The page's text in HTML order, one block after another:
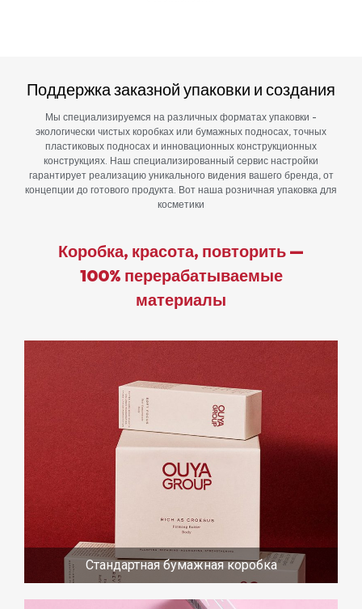
Поддержка заказной упаковки и создания
Мы специализируемся на различных форматах упаковки -
экологически чистых коробках или бумажных подносах, точных
пластиковых подносах и инновационных конструкционных
конструкциях. Наш специализированный сервис настройки
гарантирует реализацию уникального видения вашего бренда, от
концепции до готового продукта. Вот наша розничная упаковка для
косметики
Коробка, красота, повторить —
100% перерабатываемые
материалы
Стандартная бумажная коробка